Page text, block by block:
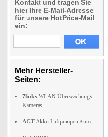
Kontakt und tragen Sie
hier Ihre E-Mail-Adresse
für unsere HotPrice-Mail
ein:
Mehr Hersteller-
Seiten:
7links WLAN Überwachungs-
Kameras
AGTAkku Luftpumpen Auto